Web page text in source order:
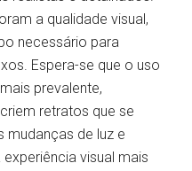
a qualidade visual,
necessário para
Espera-se que o uso
prevalente,
retratos que se
de luz e
visual mais